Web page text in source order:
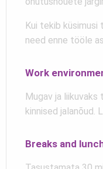
Kui tekib
need enne tööle
Work
Mugav ja
kinnised jalanõud.
Breaks and